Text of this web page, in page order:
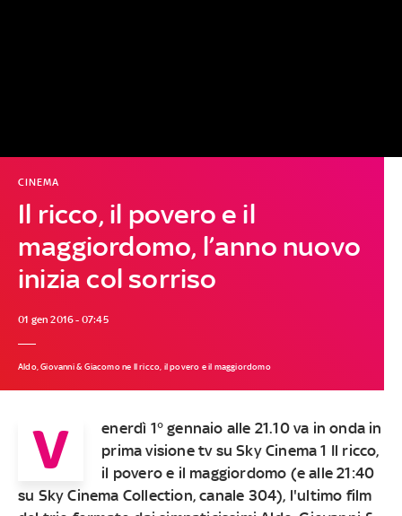
Il ricco, il povero e il
maggiordomo, l’anno nuovo
inizia col sorriso
CINEMA
01 gen 2016 - 07:45
Aldo, Giovanni & Giacomo ne Il ricco, il povero e il maggiordomo
V
enerdì 1° gennaio alle 21.10 va in onda in
prima visione tv su Sky Cinema 1 Il ricco,
il povero e il maggiordomo (e alle 21:40
su Sky Cinema Collection, canale 304), l'ultimo film